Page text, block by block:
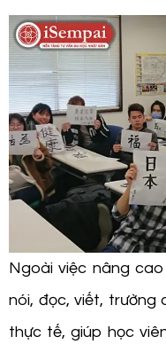
Ngoài việc nâng
nói, đọc, viết, trường
thực tế, giúp học